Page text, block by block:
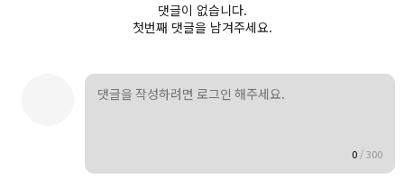
댓글이 없습니다.
첫번째 댓글을 남겨주세요.
0 /300